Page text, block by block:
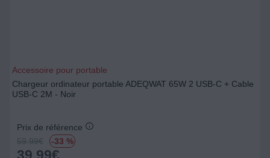
Accessoire pour portable
Chargeur ordinateur portable ADEQWAT 65W 2 USB-C + Cable
USB-C 2M - Noir
Prix de référence
59.99€ -33 %